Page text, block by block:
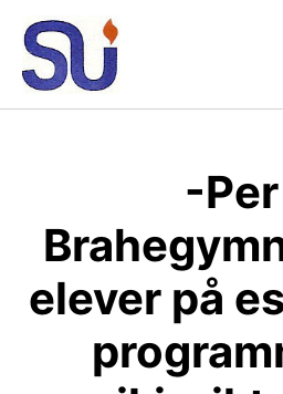
innehåll
-Per
elever på